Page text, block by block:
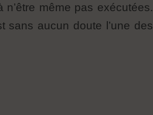
même pas exécutées.
sans aucun doute l’une des